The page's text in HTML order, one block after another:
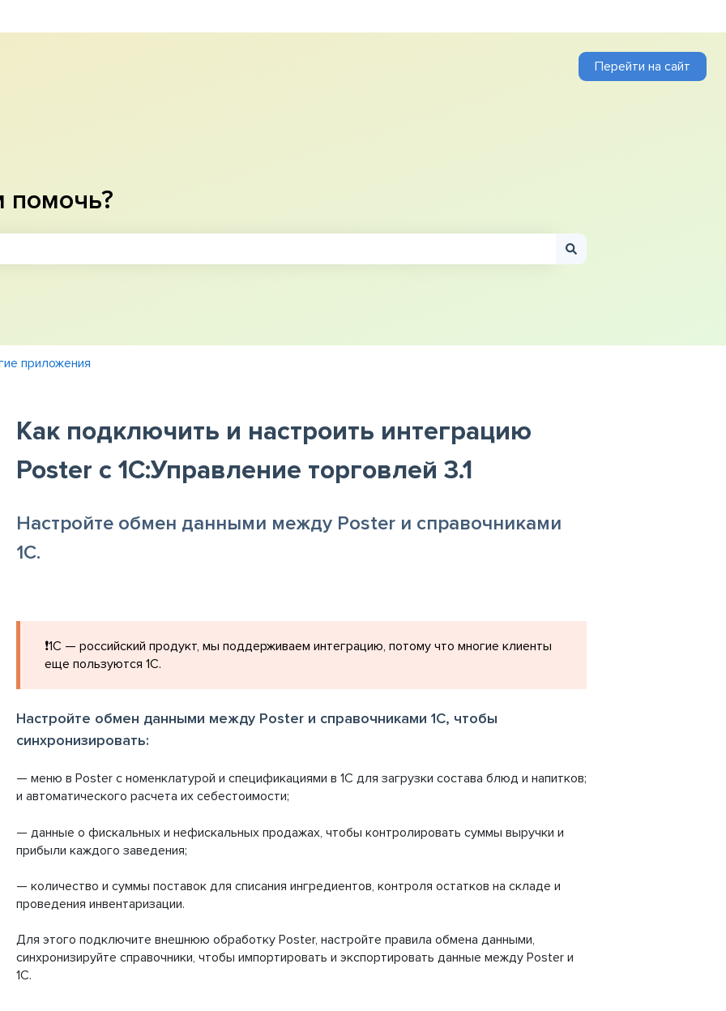
Перейти на сайт
приложения
Как подключить и настроить интеграцию
Poster с 1С:Управление торговлей 3.1
Настройте обмен данными между Poster и справочниками
1С.
❗️1С — российский продукт, мы поддерживаем интеграцию, потому что многие клиенты
еще пользуются 1С.
Настройте обмен данными между Poster и справочниками 1С, чтобы
синхронизировать:
— меню в Poster с номенклатурой и спецификациями в 1С для загрузки состава блюд и напитков;
и автоматического расчета их себестоимости;
— данные о фискальных и нефискальных продажах, чтобы контролировать суммы выручки и
прибыли каждого заведения;
— количество и суммы поставок для списания ингредиентов, контроля остатков на складе и
проведения инвентаризации.
Для этого подключите внешнюю обработку Poster, настройте правила обмена данными,
синхронизируйте справочники, чтобы импортировать и экспортировать данные между Poster и
1С.